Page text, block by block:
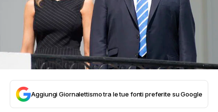
Aggiungi Giornalettismo tra le tue fonti preferite su Google